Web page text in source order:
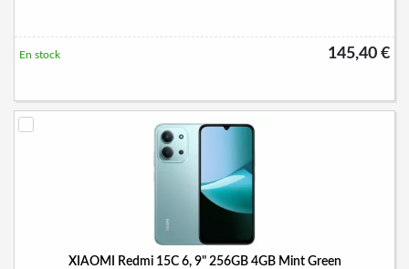
145,40 €
En stock
XIAOMI Redmi 15C 6, 9" 256GB 4GB Mint Green